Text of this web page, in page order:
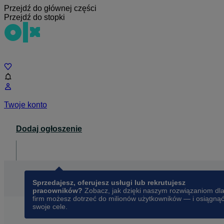
Przejdź do głównej części
Przejdź do stopki
Twoje konto
Dodaj ogłoszenie
Sprzedajesz, oferujesz usługi lub rekrutujesz
pracowników? Zobacz, jak dzięki naszym rozwiązaniom dla
firm możesz dotrzeć do milionów użytkowników — i osiągnąć
swoje cele.